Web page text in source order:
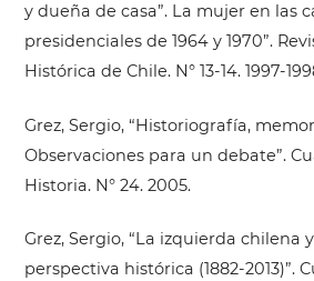
y dueña de casa”. La mujer en las
presidenciales de 1964 y 1970”.
Histórica de Chile. N° 13-14. 1997-
Grez, Sergio, “Historiografía,
Observaciones para un debate”.
Historia. N° 24. 2005.
Grez, Sergio, “La izquierda chilena
perspectiva histórica (1882-2013)”.